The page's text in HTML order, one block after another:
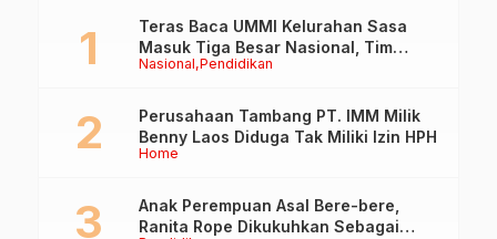
Nasional Pendidikan
Teras Baca UMMI Kelurahan Sasa
Masuk Tiga Besar Nasional, Tim
Penilai Lakukan Visitasi di Ternate
Home
Perusahaan Tambang PT. IMM Milik
Benny Laos Diduga Tak Miliki Izin HPH
Anak Perempuan Asal Bere-bere,
Ranita Rope Dikukuhkan Sebagai